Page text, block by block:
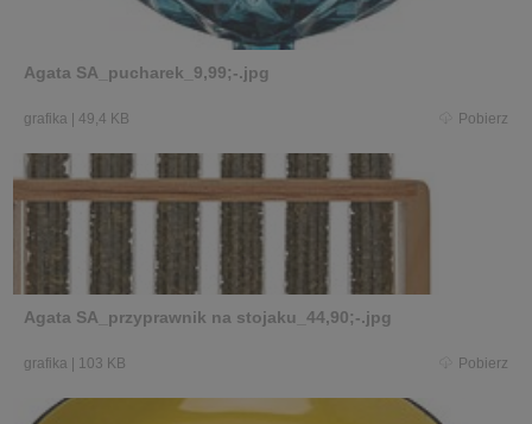
Agata SA_pucharek_9,99;-.jpg
grafika 49,4 KB Pobierz
Agata SA_przyprawnik na stojaku_44,90;-.jpg
grafika 103 KB Pobierz